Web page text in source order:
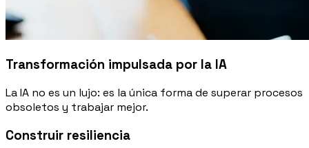
Transformación impulsada por la IA
La IA no es un lujo: es la única forma de superar procesos
obsoletos y trabajar mejor.
Construir resiliencia